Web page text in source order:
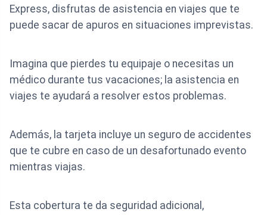
Express, disfrutas de asistencia en viajes que te
puede sacar de apuros en situaciones imprevistas.
Imagina que pierdes tu equipaje o necesitas un
médico durante tus vacaciones; la asistencia en
viajes te ayudará a resolver estos problemas.
Además, la tarjeta incluye un seguro de accidentes
que te cubre en caso de un desafortunado evento
mientras viajas.
Esta cobertura te da seguridad adicional,